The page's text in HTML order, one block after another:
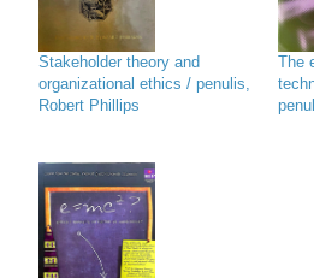
Stakeholder theory and
organizational ethics / penulis,
Robert Phillips
The